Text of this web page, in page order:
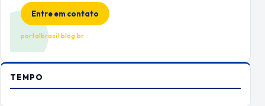
Entre em contato
portalbrasil.blog.br
TEMPO